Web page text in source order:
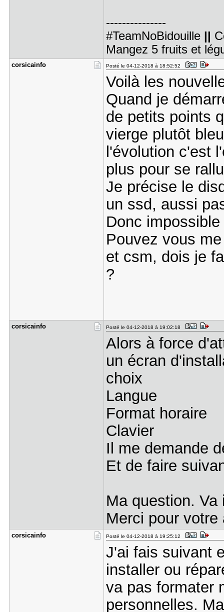
---------------
#TeamNoBidouille ||
Mangez 5 fruits et
corsicainf​o Posté le 04-12-2018 à 18:52:52
Voilà les
Quand je
de petits points
vierge plutôt
l'évolution c'est
plus pour se
Je précise le
un ssd, aussi
Donc
Pouvez vous
et csm, dois je
?
corsicainf​o Posté le 04-12-2018 à 19:02:18
Alors à force
un écran
choix
Langue
Format horaire
Clavier
Il me demande
Et de faire
Ma question.
Merci pour votre
corsicainf​o Posté le 04-12-2018 à 19:25:12
J'ai fais suivant
installer ou
va pas formater
personnelles.